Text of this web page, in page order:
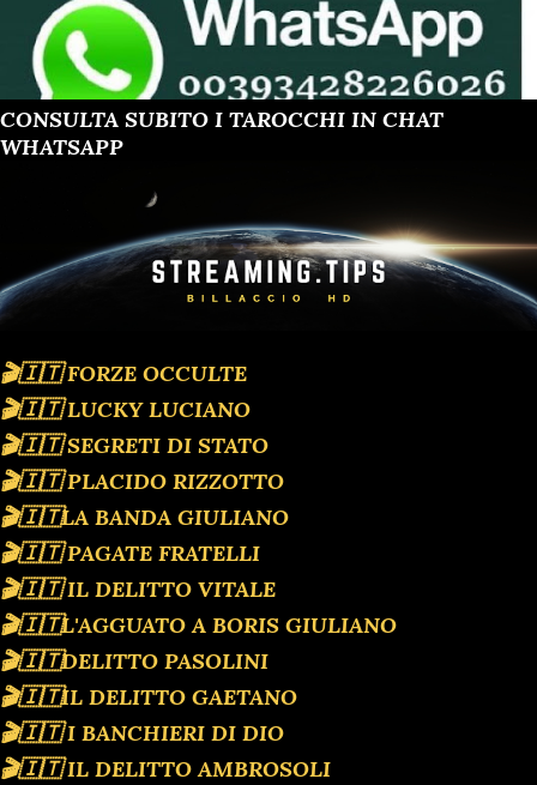
CONSULTA SUBITO I TAROCCHI IN CHAT
WHATSAPP
🎬🇮🇹 FORZE OCCULTE
🎬🇮🇹 LUCKY LUCIANO
🎬🇮🇹 SEGRETI DI STATO
🎬🇮🇹 PLACIDO RIZZOTTO
🎬🇮🇹LA BANDA GIULIANO
🎬🇮🇹 PAGATE FRATELLI
🎬🇮🇹 IL DELITTO VITALE
🎬🇮🇹L'AGGUATO A BORIS GIULIANO
🎬🇮🇹DELITTO PASOLINI
🎬🇮🇹IL DELITTO GAETANO
🎬🇮🇹 I BANCHIERI DI DIO
🎬🇮🇹 IL DELITTO AMBROSOLI